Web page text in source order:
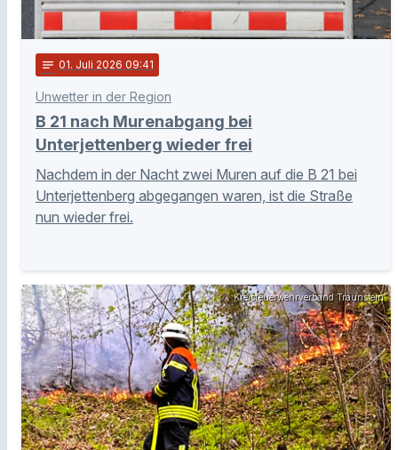
notes 01. Juli 2026 09:41
Unwetter in der Region
B 21 nach Murenabgang bei
Unterjettenberg wieder frei
Nachdem in der Nacht zwei Muren auf die B 21 bei
Unterjettenberg abgegangen waren, ist die Straße
nun wieder frei.
Kreisfeuerwehrverband Traunstein